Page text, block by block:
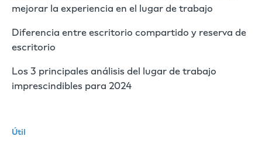
mejorar la experiencia en el lugar de trabajo
Diferencia entre escritorio compartido y reserva de
escritorio
Los 3 principales análisis del lugar de trabajo
imprescindibles para 2024
Útil